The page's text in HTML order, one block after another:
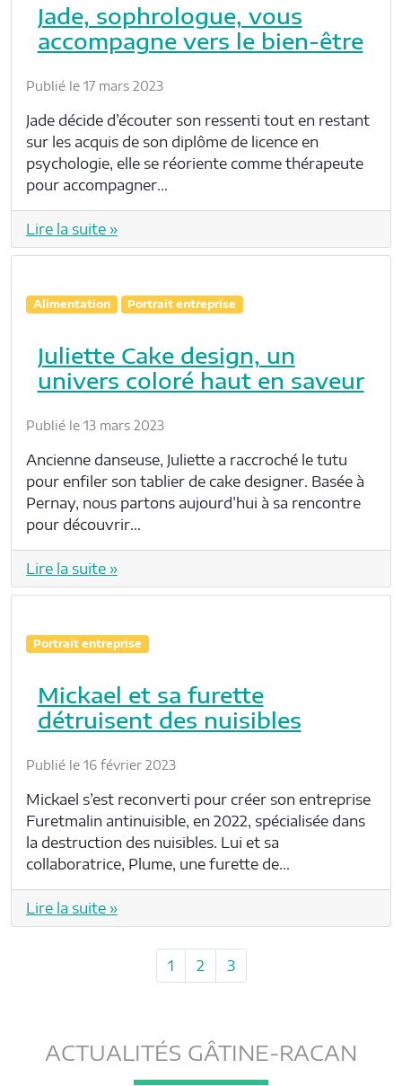
Jade, sophrologue, vous
accompagne vers le bien-être
Publié le 17 mars 2023
Jade décide d’écouter son ressenti tout en restant
sur les acquis de son diplôme de licence en
psychologie, elle se réoriente comme thérapeute
pour accompagner…
Lire la suite »
Alimentation Portrait entreprise
Juliette Cake design, un
univers coloré haut en saveur
Publié le 13 mars 2023
Ancienne danseuse, Juliette a raccroché le tutu
pour enfiler son tablier de cake designer. Basée à
Pernay, nous partons aujourd’hui à sa rencontre
pour découvrir…
Lire la suite »
Portrait entreprise
Mickael et sa furette
détruisent des nuisibles
Publié le 16 février 2023
Mickael s’est reconverti pour créer son entreprise
Furetmalin antinuisible, en 2022, spécialisée dans
la destruction des nuisibles. Lui et sa
collaboratrice, Plume, une furette de…
Lire la suite »
P
a
1
P
a
2
P
a
3
ACTUALITÉS GÂTINE-RACAN